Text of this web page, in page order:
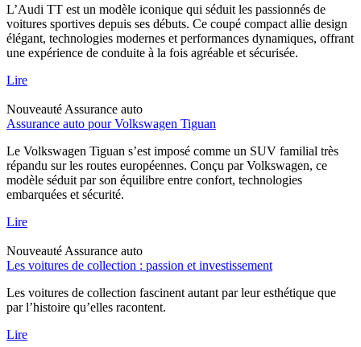
L’Audi TT est un modèle iconique qui séduit les passionnés de
voitures sportives depuis ses débuts. Ce coupé compact allie design
élégant, technologies modernes et performances dynamiques, offrant
une expérience de conduite à la fois agréable et sécurisée.
Lire
Nouveauté Assurance auto
Assurance auto pour Volkswagen Tiguan
Le Volkswagen Tiguan s’est imposé comme un SUV familial très
répandu sur les routes européennes. Conçu par Volkswagen, ce
modèle séduit par son équilibre entre confort, technologies
embarquées et sécurité.
Lire
Nouveauté Assurance auto
Les voitures de collection : passion et investissement
Les voitures de collection fascinent autant par leur esthétique que
par l’histoire qu’elles racontent.
Lire